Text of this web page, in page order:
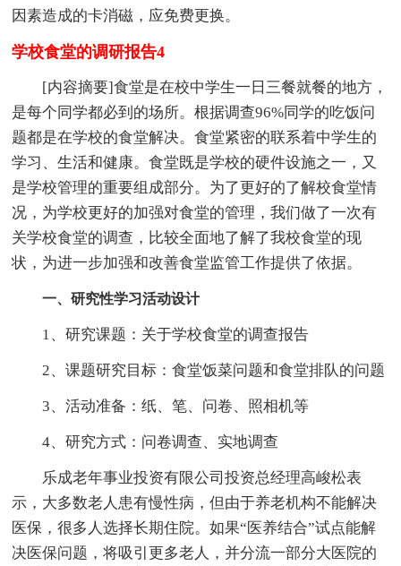
因素造成的卡消磁，应免费更换。
学校食堂的调研报告4
[内容摘要]食堂是在校中学生一日三餐就餐的地方，
是每个同学都必到的场所。根据调查96%同学的吃饭问
题都是在学校的食堂解决。食堂紧密的联系着中学生的
学习、生活和健康。食堂既是学校的硬件设施之一，又
是学校管理的重要组成部分。为了更好的了解校食堂情
况，为学校更好的加强对食堂的管理，我们做了一次有
关学校食堂的调查，比较全面地了解了我校食堂的现
状，为进一步加强和改善食堂监管工作提供了依据。
一、研究性学习活动设计
1、研究课题：关于学校食堂的调查报告
2、课题研究目标：食堂饭菜问题和食堂排队的问题
3、活动准备：纸、笔、问卷、照相机等
4、研究方式：问卷调查、实地调查
乐成老年事业投资有限公司投资总经理高峻松表
示，大多数老人患有慢性病，但由于养老机构不能解决
医保，很多人选择长期住院。如果“医养结合”试点能解
决医保问题，将吸引更多老人，并分流一部分大医院的